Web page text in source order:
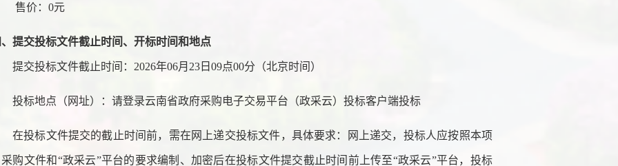
售价： 0元
提交投标文件截止时间、开标时间和地点
提交投标文件截止时间： 2026年06月23日09点00分（北京时间）
投标地点（网址）：请登录云南省政府采购电子交易平台（政采云）投标客户端投标
在投标文件提交的截止时间前，需在网上递交投标文件，具体要求：网上递交，投标人应按照本项
购文件和“政采云”平台的要求编制、加密后在投标文件提交截止时间前上传至“政采云”平台，投标